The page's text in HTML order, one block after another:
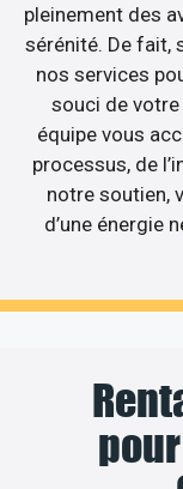
pleinement des
sérénité. De fait,
nos services
souci de
équipe vous
processus, de
notre soutien,
d’une énergie